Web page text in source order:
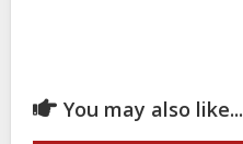
You may also like...